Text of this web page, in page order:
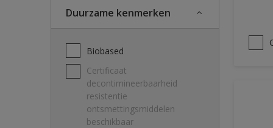
Koper
Kunststoffen
MDF
Metaal
Metal Doors or Frames
Muren
Duurzame kenmerken
Biobased
Certificaat
decontimineerbaarheid
resistentie
ontsmettingsmiddelen
beschikbaar